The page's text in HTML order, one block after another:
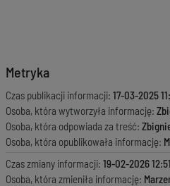
Metryka
Czas publikacji informacji: 17-03-2025
Osoba, która wytworzyła informację:
Osoba, która odpowiada za treść:
Osoba, która opublikowała informację:
Czas zmiany informacji: 19-02-2026
Osoba, która zmieniła informację: